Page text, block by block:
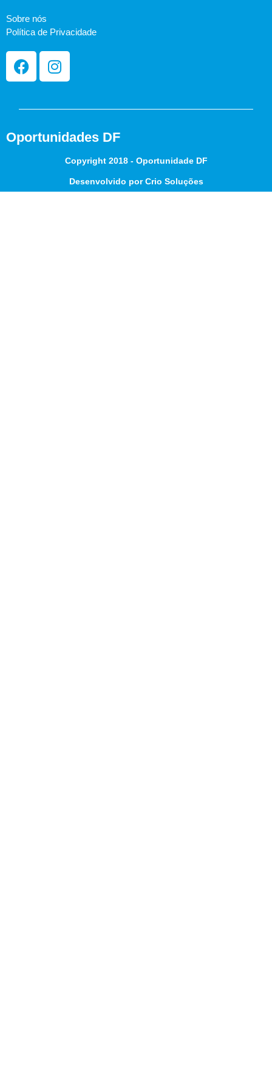
Sobre nós
Política de Privacidade
Oportunidades DF
Copyright 2018 - Oportunidade DF
Desenvolvido por Crio Soluções